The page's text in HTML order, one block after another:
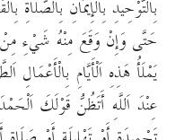
بِالتَّوْحِيدِ بِالْإِيمَانِ
حَتَّى وَإِنْ وَقَعَ مِنْهُ شَيْءِ مِنْ
يَمْلَأُ هَذِهِ اَلْأَيَّامِ بِالْأَعْمَالِ
عِنْدَ اَللَّهِ أَتَظُنُّ قَوْلَكَ